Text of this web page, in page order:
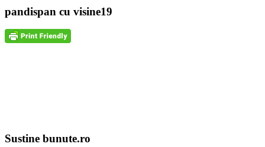
pandispan cu visine19
Sustine bunute.ro